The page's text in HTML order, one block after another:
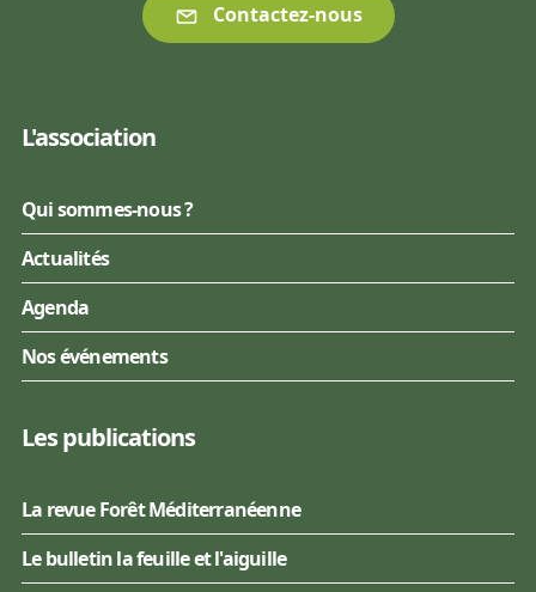
Contactez-nous
L'association
Qui sommes-nous ?
Actualités
Agenda
Nos événements
Les publications
La revue Forêt Méditerranéenne
Le bulletin la feuille et l'aiguille